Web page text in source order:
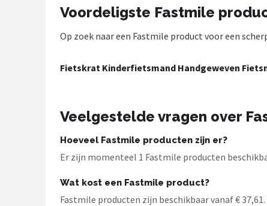
POPULAIRE MERKEN
New Looxs
BBB Cycling
Voordeligste Fastmile
Op zoek naar een Fastmile product voor een
Fietskrat Kinderfietsmand Handgeweven
Veelgestelde vragen over
Hoeveel Fastmile producten zijn er?
Er zijn momenteel 1 Fastmile producten
Wat kost een Fastmile product?
Fastmile producten zijn beschikbaar vanaf € 37,61.